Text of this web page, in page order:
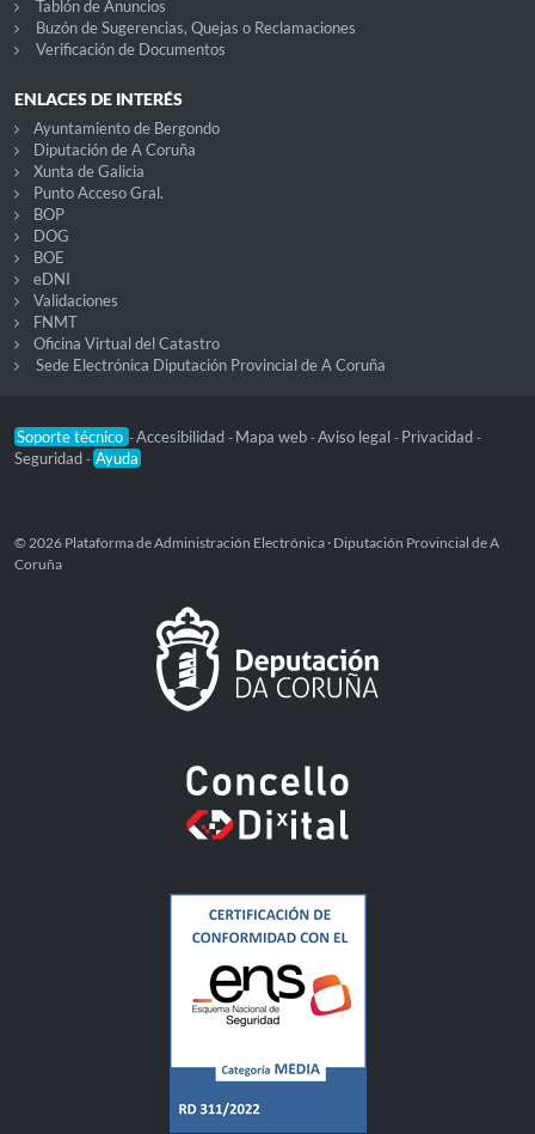
Tablón de Anuncios
Buzón de Sugerencias, Quejas o Reclamaciones
Verificación de Documentos
ENLACES DE INTERÉS
Ayuntamiento de Bergondo
Diputación de A Coruña
Xunta de Galicia
Punto Acceso Gral.
BOP
DOG
BOE
eDNI
Validaciones
FNMT
Oficina Virtual del Catastro
Sede Electrónica Diputación Provincial de A Coruña
Soporte técnico -Accesibilidad - Mapa web -Aviso legal - Privacidad -
Seguridad - Ayuda
© 2026 Plataforma de Administración Electrónica · Diputación Provincial de A
Coruña